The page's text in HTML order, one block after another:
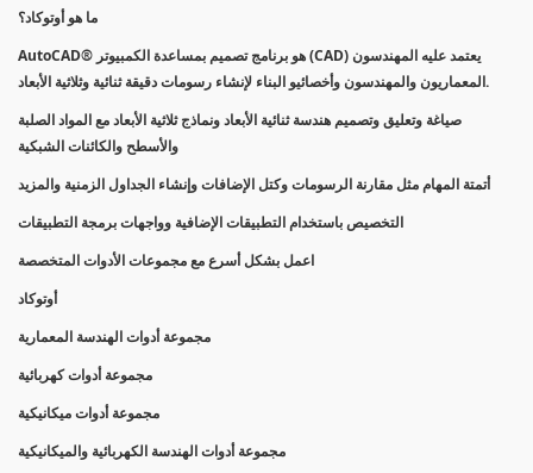
ما هو أوتوكاد؟
AutoCAD® هو برنامج تصميم بمساعدة الكمبيوتر (CAD) يعتمد عليه المهندسون
المعماريون والمهندسون وأخصائيو البناء لإنشاء رسومات دقيقة ثنائية وثلاثية الأبعاد.
صياغة وتعليق وتصميم هندسة ثنائية الأبعاد ونماذج ثلاثية الأبعاد مع المواد الصلبة
والأسطح والكائنات الشبكية
أتمتة المهام مثل مقارنة الرسومات وكتل الإضافات وإنشاء الجداول الزمنية والمزيد
التخصيص باستخدام التطبيقات الإضافية وواجهات برمجة التطبيقات
اعمل بشكل أسرع مع مجموعات الأدوات المتخصصة
أوتوكاد
مجموعة أدوات الهندسة المعمارية
مجموعة أدوات كهربائية
مجموعة أدوات ميكانيكية
مجموعة أدوات الهندسة الكهربائية والميكانيكية